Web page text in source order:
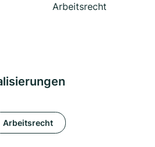
Arbeitsrecht
Arbeitsrecht